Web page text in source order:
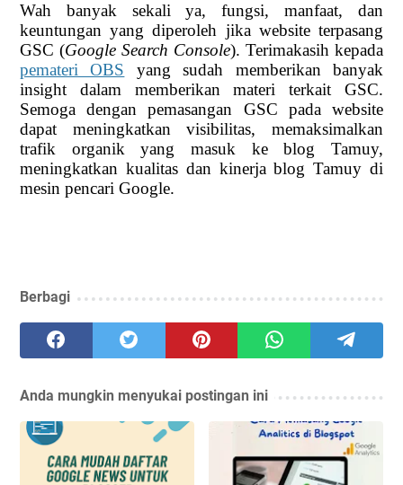
Wah banyak sekali ya, fungsi, manfaat, dan
keuntungan yang diperoleh jika website terpasang
GSC (Google Search Console). Terimakasih kepada
pemateri OBS yang sudah memberikan banyak
insight dalam memberikan materi terkait GSC.
Semoga dengan pemasangan GSC pada website
dapat meningkatkan visibilitas, memaksimalkan
trafik organik yang masuk ke blog Tamuy,
meningkatkan kualitas dan kinerja blog Tamuy di
mesin pencari Google.
Berbagi
Anda mungkin menyukai postingan ini